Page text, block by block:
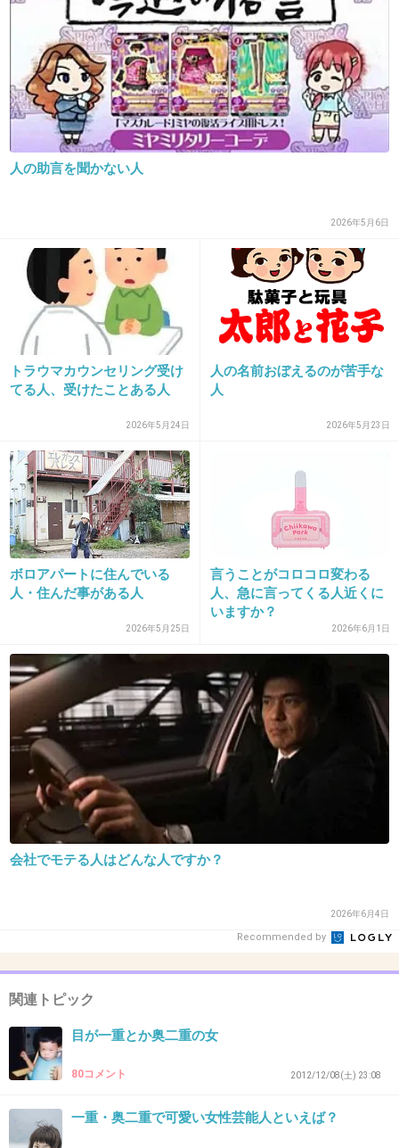
ほとんど奥二重ですよね。
+453 -6
29. 匿名 2015/10/31(土) 16:42:03
トピ画の人はまだマシな感じだけど
一重にはなりたくないなー
30. 匿名 2015/10/31(土) 16:42:31
切れ長でカッコいい感じだったら色気ありそう
でいいけど、
腫れぼったい二重だとあまり、憧れないかな
31. 匿名 2015/10/31(土) 16:42:33
一重美人は極わずか
+287 -10
多部未華子の絶妙なバランスの顔が好き
+105 -80
33. 匿名 2015/10/31(土) 16:42:50
目が大きい一重ならいいなあと思う！
私はくっきり二重だけど目が小さいので
鞘師さんは奥二重だよ...
+262
私のような腫れぼったい奥二重なら、綺麗な一
人の助言を聞かない人
2026年5月6日
トラウマカウンセリング受け
てる人、受けたことある人
2026年5月24日
人の名前おぼえるのが苦手な
人
2026年5月23日
ボロアパートに住んでいる
人・住んだ事がある人
2026年5月25日
言うことがコロコロ変わる
人、急に言ってくる人近くに
いますか？
2026年6月1日
会社でモテる人はどんな人ですか？
2026年6月4日
Recommended by
関連トピック
目が一重とか奥二重の女
80コメント 2012/12/08(土) 23:08
一重・奥二重で可愛い女性芸能人といえば？